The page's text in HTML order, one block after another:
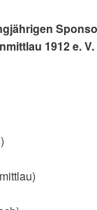
1912 e.